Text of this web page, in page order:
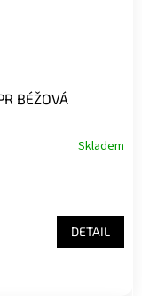
BÉŽOVÁ
Skladem
DETAIL